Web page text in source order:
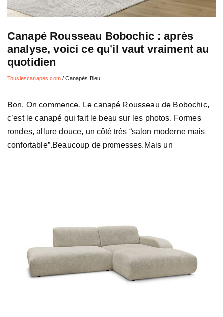
Canapé Rousseau Bobochic : après
analyse, voici ce qu’il vaut vraiment au
quotidien
Touslescanapes.com/Canapés Bleu
Bon. On commence. Le canapé Rousseau de Bobochic,
c’est le canapé qui fait le beau sur les photos. Formes
rondes, allure douce, un côté très “salon moderne mais
confortable”.Beaucoup de promesses.Mais un